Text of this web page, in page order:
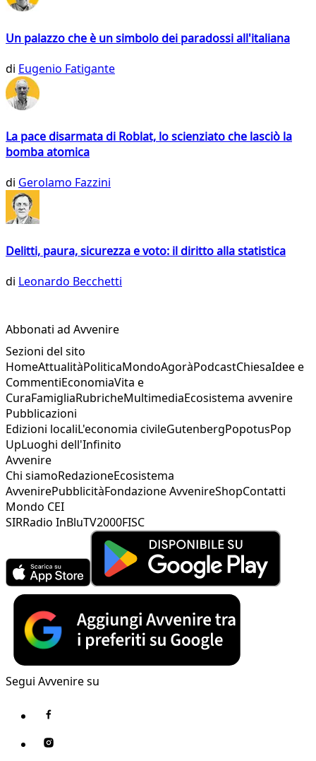
Un palazzo che è un simbolo dei paradossi all'italiana
di Eugenio Fatigante
La pace disarmata di Roblat, lo scienziato che lasciò la
bomba atomica
di Gerolamo Fazzini
Delitti, paura, sicurezza e voto: il diritto alla statistica
di Leonardo Becchetti
Abbonati ad Avvenire
Sezioni del sito
HomeAttualitàPoliticaMondoAgoràPodcastChiesaIdee e
CommentiEconomiaVita e
CuraFamigliaRubricheMultimediaEcosistema avvenire
Pubblicazioni
Edizioni localiL'economia civileGutenbergPopotusPop
UpLuoghi dell'Infinito
Avvenire
Chi siamoRedazioneEcosistema
AvvenirePubblicitàFondazione AvvenireShopContatti
Mondo CEI
SIRRadio InBluTV2000FISC
Segui Avvenire su